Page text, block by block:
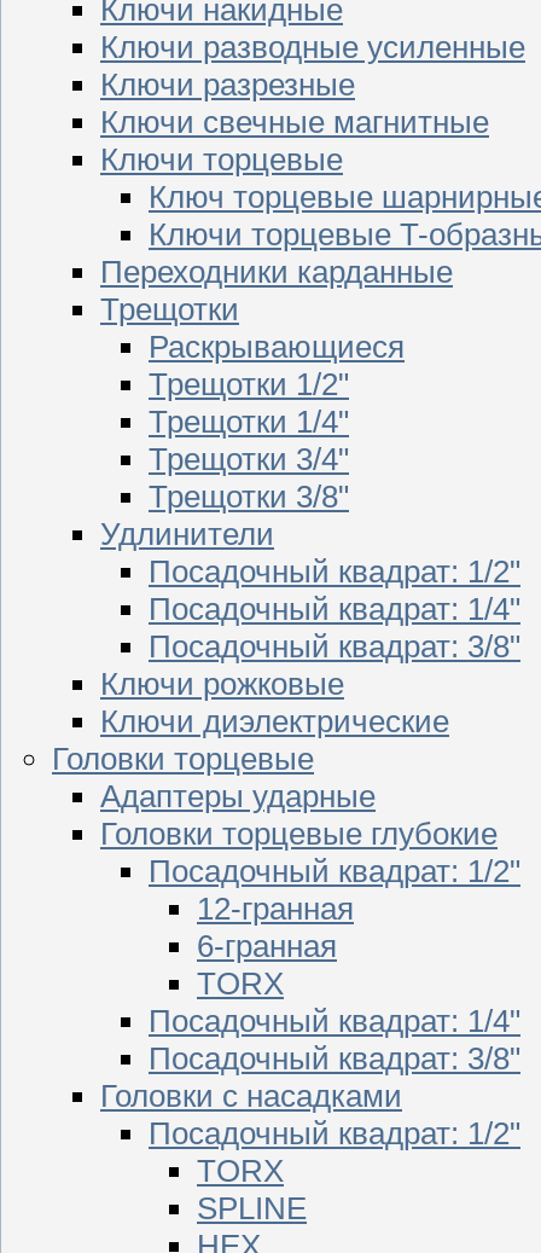
Ключи накидные
Ключи разводные усиленные
Ключи разрезные
Ключи свечные магнитные
Ключи торцевые
Ключ торцевые
Ключи торцевые T-
Переходники карданные
Трещотки
Раскрывающиеся
Трещотки 1/2"
Трещотки 1/4"
Трещотки 3/4"
Трещотки 3/8"
Удлинители
Посадочный квадрат: 1/2"
Посадочный квадрат: 1/4"
Посадочный квадрат: 3/8"
Ключи рожковые
Ключи диэлектрические
Головки торцевые
Адаптеры ударные
Головки торцевые глубокие
Посадочный квадрат: 1/2"
12-гранная
6-гранная
TORX
Посадочный квадрат: 1/4"
Посадочный квадрат: 3/8"
Головки с насадками
Посадочный квадрат: 1/2"
TORX
SPLINE
HEX